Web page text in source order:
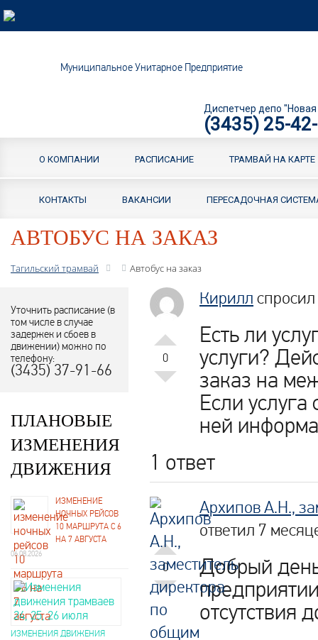
Муниципальное Унитарное Предприятие
Диспетчер депо
(3435) 25-
О КОМПАНИИ РАСПИСАНИЕ ТРАМВАЙ НА КАРТЕ
КОНТАКТЫ ВАКАНСИИ ПЕРЕСАДОЧНАЯ
АВТОБУС НА ЗАКАЗ
Тагильский трамвай Автобус на заказ
0
Кирилл
Есть ли
услуги?
заказ на
Если услуга
ней
1 ответ
0
Архипов А.Н.,
ответил 7
Добрый
отсутствия
Уточнить расписание (в
том числе в случае
задержек и сбоев в
движении) можно по
телефону:
(3435) 37-91-66
ПЛАНОВЫЕ
ИЗМЕНЕНИЯ
ДВИЖЕНИЯ
ИЗМЕНЕНИЕ
НОЧНЫХ РЕЙСОВ
10 МАРШРУТА С 6
НА 7 АВГУСТА
06.08.2026
ИЗМЕНЕНИЯ ДВИЖЕНИЯ